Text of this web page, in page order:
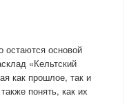
остаются основой
«Кельтский
как прошлое, так и
понять, как их